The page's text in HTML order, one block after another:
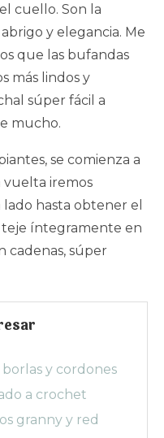
cuello. Son la
y elegancia. Me
que las bufandas
más lindos y
súper fácil a
mucho.
se comienza a
vuelta iremos
hasta obtener el
teje íntegramente en
cadenas, súper
y cordones
a crochet
granny y red